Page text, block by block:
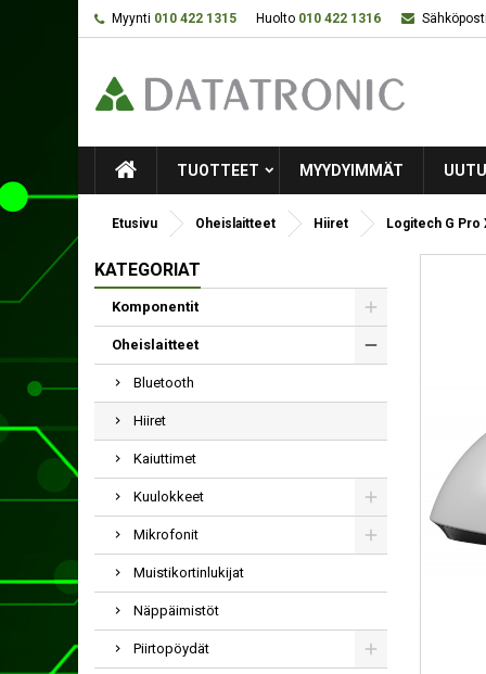
Myynti 010 422 1315 Huolto 010 422 1316
TUOTTEET MYYDYIMMÄT
Etusivu Oheislaitteet Hiiret Logitech G Pro
KATEGORIAT
Komponentit
Oheislaitteet
Bluetooth
Hiiret
Kaiuttimet
Kuulokkeet
Mikrofonit
Muistikortinlukijat
Näppäimistöt
Piirtopöydät